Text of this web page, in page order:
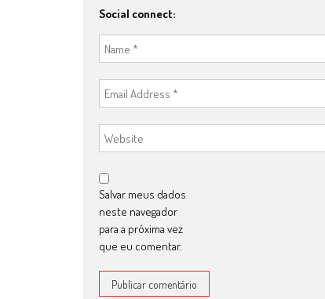
Social connect:
Salvar meus dados
neste navegador
para a próxima vez
que eu comentar.